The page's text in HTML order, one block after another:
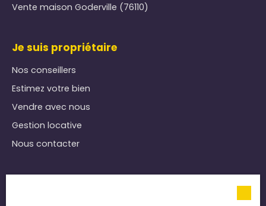
Vente maison Goderville (76110)
Je suis propriétaire
Nos conseillers
Estimez votre bien
Vendre avec nous
Gestion locative
Nous contacter